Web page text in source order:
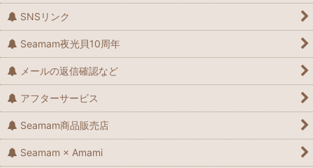
SNSリンク
Seamam夜光貝10周年
メールの返信確認など
アフターサービス
Seamam商品販売店
Seamam × Amami